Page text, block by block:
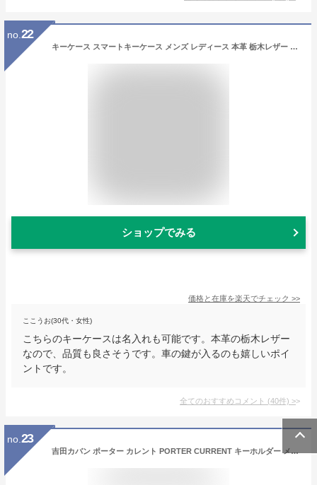
no. 22
キーケース スマートキーケース メンズ レディース 本革 栃木レザー 名入れ スマートキー キー キーホルダー 革 父の日 ファスナー ブランド ポルコロッソ 日本製 車の鍵が入る レザー 誕生日 男性 女性 プレゼント ペア 革婚式 結婚記念日 夫 還暦祝い 母の日 [sokunou]
ショップでみる
価格と在庫を楽天でチェック >>
ここうお(30代・女性)
こちらのキーケースは名入れも可能です。本革の栃木レザー
なので、品質も良さそうです。車の鍵が入るのも嬉しいポイ
ントです。
全てのおすすめコメント (40件) >
no. 23
吉田カバン ポーター カレント PORTER CURRENT キーホルダー メンズ 本革 レザー 052-02217 男性 プレゼント ギフトラッピング無料 【コンビニ受取対応商品】 正規品